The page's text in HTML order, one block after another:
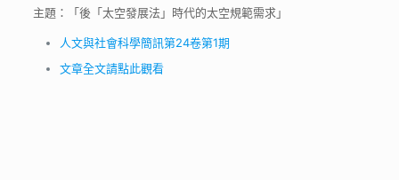
主題：「後「太空發展法」時代的太空規範需求」
人文與社會科學簡訊第24卷第1期
文章全文請點此觀看